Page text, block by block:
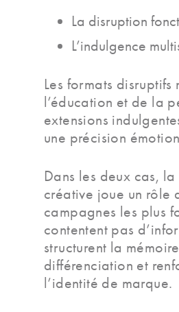
La disruption
L’indulgence
Les formats disruptifs
l’éducation et de la
extensions
une précision
Dans les deux cas,
créative joue un rôle
campagnes les plus
contentent pas
structurent la
différenciation et
l’identité de marque.